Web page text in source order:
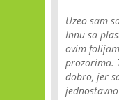
Uzeo sam
Innu sa
ovim
prozorima.
dobro, jer